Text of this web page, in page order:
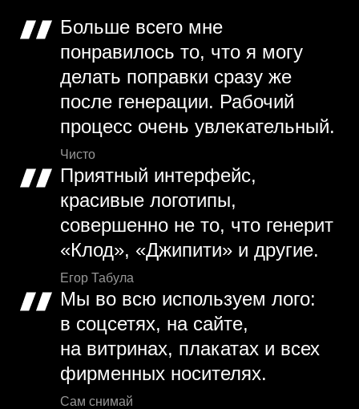
Больше всего мне
понравилось то, что я могу
делать поправки сразу же
после генерации. Рабочий
процесс очень увлекательный.
Чисто
Приятный интерфейс,
красивые логотипы,
совершенно не то, что генерит
«Клод», «Джипити» и другие.
Егор Табула
Мы во всю используем лого:
в соцсетях, на сайте,
на витринах, плакатах и всех
фирменных носителях.
Сам снимай